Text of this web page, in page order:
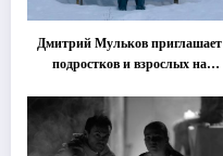
Дмитрий Мульков приглашает
подростков и взрослых на